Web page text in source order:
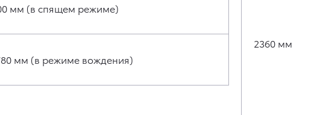
мм (в спящем режиме)
мм (в режиме вождения)
2360 мм